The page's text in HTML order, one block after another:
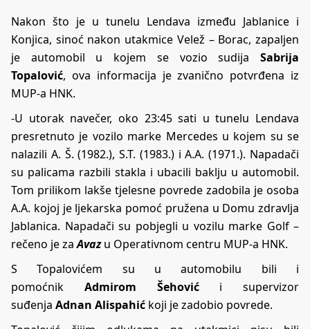
Nakon što je u tunelu Lendava između Jablanice i
Konjica, sinoć nakon utakmice Velež – Borac, zapaljen
je automobil u kojem se vozio sudija Sabrija
Topalović, ova informacija je zvanično potvrđena iz
MUP-a HNK.
-U utorak navečer, oko 23:45 sati u tunelu Lendava
presretnuto je vozilo marke Mercedes u kojem su se
nalazili A. Š. (1982.), S.T. (1983.) i A.A. (1971.). Napadači
su palicama razbili stakla i ubacili baklju u automobil.
Tom prilikom lakše tjelesne povrede zadobila je osoba
A.A. kojoj je ljekarska pomoć pružena u Domu zdravlja
Jablanica. Napadači su pobjegli u vozilu marke Golf –
rečeno je zaAvazu Operativnom centru MUP-a HNK.
S Topalovićem su u automobilu bili i
pomoćnik Admirom Šehovići supervizor
suđenja Adnan Alispahić koji je zadobio povrede.